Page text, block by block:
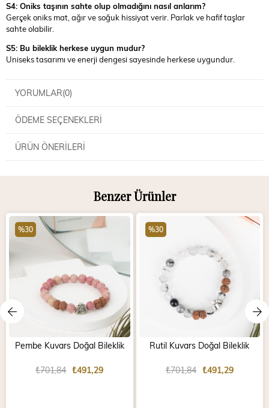
S4: Oniks taşının sahte olup olmadığını nasıl anlarım?
Gerçek oniks mat, ağır ve soğuk hissiyat verir. Parlak ve hafif taşlar
sahte olabilir.
S5: Bu bileklik herkese uygun mudur?
Uniseks tasarımı ve enerji dengesi sayesinde herkese uygundur.
YORUMLAR(0)
ÖDEME SEÇENEKLERI
ÜRÜN ÖNERILERI
Benzer Ürünler
Pembe Kuvars Doğal Bileklik
₺491,29
₺701,84
%30
Rutil Kuvars Doğal Bileklik
₺491,29
₺701,84
%30